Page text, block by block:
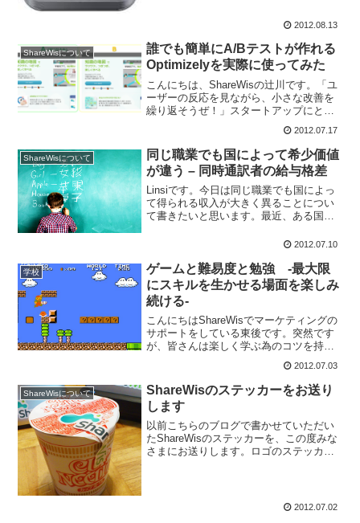
2012.08.13
ShareWisについて
誰でも簡単にA/Bテストが作れる
Optimizelyを実際に使ってみた
こんにちは、ShareWisの辻川です。「ユ
ーザーの反応を見ながら、小さな改善を
繰り返そうぜ！」スタートアップにとっ
そんな「小さな改善」を実施する手法の
一つ、A/Bテストについて書きたいと思い
ます。A/B...
2012.07.17
ShareWisについて
同じ職業でも国によって希少価値
が違う – 同時通訳者の給与格差
Linsiです。今日は同じ職業でも国によっ
て得られる収入が大きく異ることについ
て書きたいと思います。最近、ある国際
て「同時通訳者」の活躍の姿を目の当た
性で、当然バイリ...
2012.07.10
学校
ゲームと難易度と勉強 -最大限
にスキルを生かせる場面を楽しみ
続ける-
こんにちはShareWisでマーケティングの
サポートをしている東後です。突然です
が、皆さんは楽しく学ぶ為のコツを持っ
ヤだったけど、ゲームは楽しくやってい
たという方は多いと思います。あるい
は、中にはまるでゲ...
2012.07.03
ShareWisについて
ShareWisのステッカーをお送り
します
以前こちらのブログで書かせていただい
たShareWisのステッカーを、この度みな
さまにお送りします。ロゴのステッカー
2012.07.02